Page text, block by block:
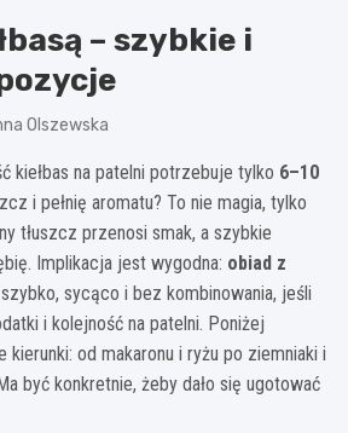
– szybkie i
Olszewska
kiełbas na patelni potrzebuje tylko 6–10
i pełnię aromatu? To nie magia, tylko
tłuszcz przenosi smak, a szybkie
Implikacja jest wygodna: obiad z
sycąco i bez kombinowania, jeśli
i kolejność na patelni. Poniżej
kierunki: od makaronu i ryżu po ziemniaki i
być konkretnie, żeby dało się ugotować